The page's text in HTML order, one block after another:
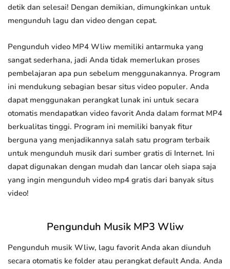
detik dan selesai! Dengan demikian, dimungkinkan untuk
mengunduh lagu dan video dengan cepat.
Pengunduh video MP4 Wliw memiliki antarmuka yang
sangat sederhana, jadi Anda tidak memerlukan proses
pembelajaran apa pun sebelum menggunakannya. Program
ini mendukung sebagian besar situs video populer. Anda
dapat menggunakan perangkat lunak ini untuk secara
otomatis mendapatkan video favorit Anda dalam format MP4
berkualitas tinggi. Program ini memiliki banyak fitur
berguna yang menjadikannya salah satu program terbaik
untuk mengunduh musik dari sumber gratis di Internet. Ini
dapat digunakan dengan mudah dan lancar oleh siapa saja
yang ingin mengunduh video mp4 gratis dari banyak situs
video!
Pengunduh Musik MP3 Wliw
Pengunduh musik Wliw, lagu favorit Anda akan diunduh
secara otomatis ke folder atau perangkat default Anda. Anda